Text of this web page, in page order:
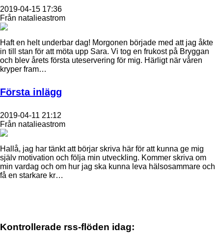
2019-04-15 17:36
Från natalieastrom
Haft en helt underbar dag! Morgonen började med att jag åkte
in till stan för att möta upp Sara. Vi tog en frukost på Bryggan
och blev årets första uteservering för mig. Härligt när våren
kryper fram…
Första inlägg
2019-04-11 21:12
Från natalieastrom
Hallå, jag har tänkt att börjar skriva här för att kunna ge mig
själv motivation och följa min utveckling. Kommer skriva om
min vardag och om hur jag ska kunna leva hälsosammare och
få en starkare kr…
Kontrollerade rss-flöden idag: